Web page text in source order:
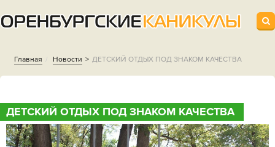
Главная Новости ДЕТСКИЙ ОТДЫХ ПОД ЗНАКОМ КАЧЕСТВА
ДЕТСКИЙ ОТДЫХ ПОД ЗНАКОМ КАЧЕСТВА